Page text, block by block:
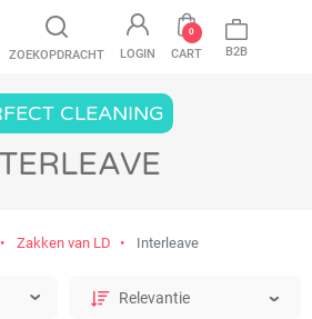
ZOEKOPDRACHT LOGIN CART
0
B2B
CLEANING
Zakken van LD Interleave